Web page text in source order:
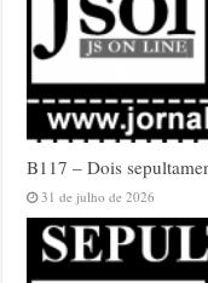
B117 – Dois
31 de julho de 2026